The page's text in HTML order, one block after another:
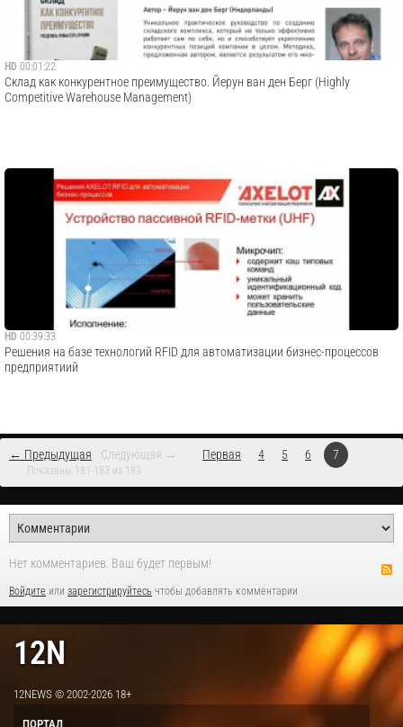
HD 00:01:22
Склад как конкурентное преимущество. Йерун ван ден Берг (Highly
Competitive Warehouse Management)
HD 00:39:33
Решения на базе технологий RFID для автоматизации бизнес-процессов
предприятиий
← Предыдущая Следующая → Первая 4 5 6 7
Показаны 181-183 из 183
Нет комментариев. Ваш будет первым!
Войдите или зарегистрируйтесь чтобы добавлять комментарии
12N
12NEWS © 2002-2026 18+
ПОРТАЛ